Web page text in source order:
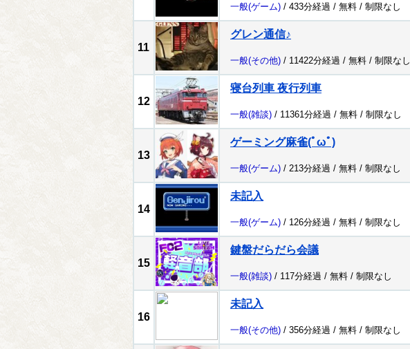
一般(ゲーム) / 433分経過 / 無料 / 制限なし
11
グレン通信♪
一般(その他) / 11422分経過 / 無料 / 制限なし
12
寝台列車 夜行列車
一般(雑談) / 11361分経過 / 無料 / 制限なし
13
ゲーミング麻雀(ﾟωﾟ)
一般(ゲーム) / 213分経過 / 無料 / 制限なし
14
未記入
一般(ゲーム) / 126分経過 / 無料 / 制限なし
15
鍵盤だらだら会議
一般(雑談) / 117分経過 / 無料 / 制限なし
16
未記入
一般(その他) / 356分経過 / 無料 / 制限なし